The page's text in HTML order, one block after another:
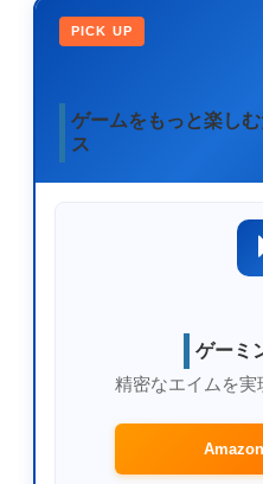
PICK UP
ゲームをもっと楽し
ス
ゲーミ
精密なエイムを実